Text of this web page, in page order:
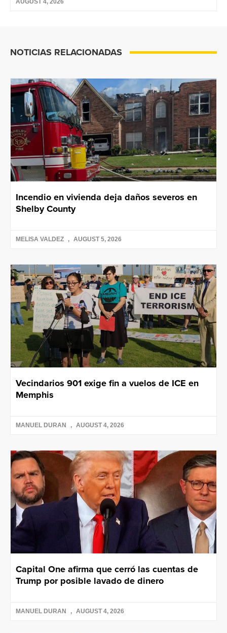
AUGUST 4, 2026
NOTICIAS RELACIONADAS
Incendio en vivienda deja daños severos en
Shelby County
MELISA VALDEZ AUGUST 5, 2026
Vecindarios 901 exige fin a vuelos de ICE en
Memphis
MANUEL DURAN AUGUST 4, 2026
Capital One afirma que cerró las cuentas de
Trump por posible lavado de dinero
MANUEL DURAN AUGUST 4, 2026